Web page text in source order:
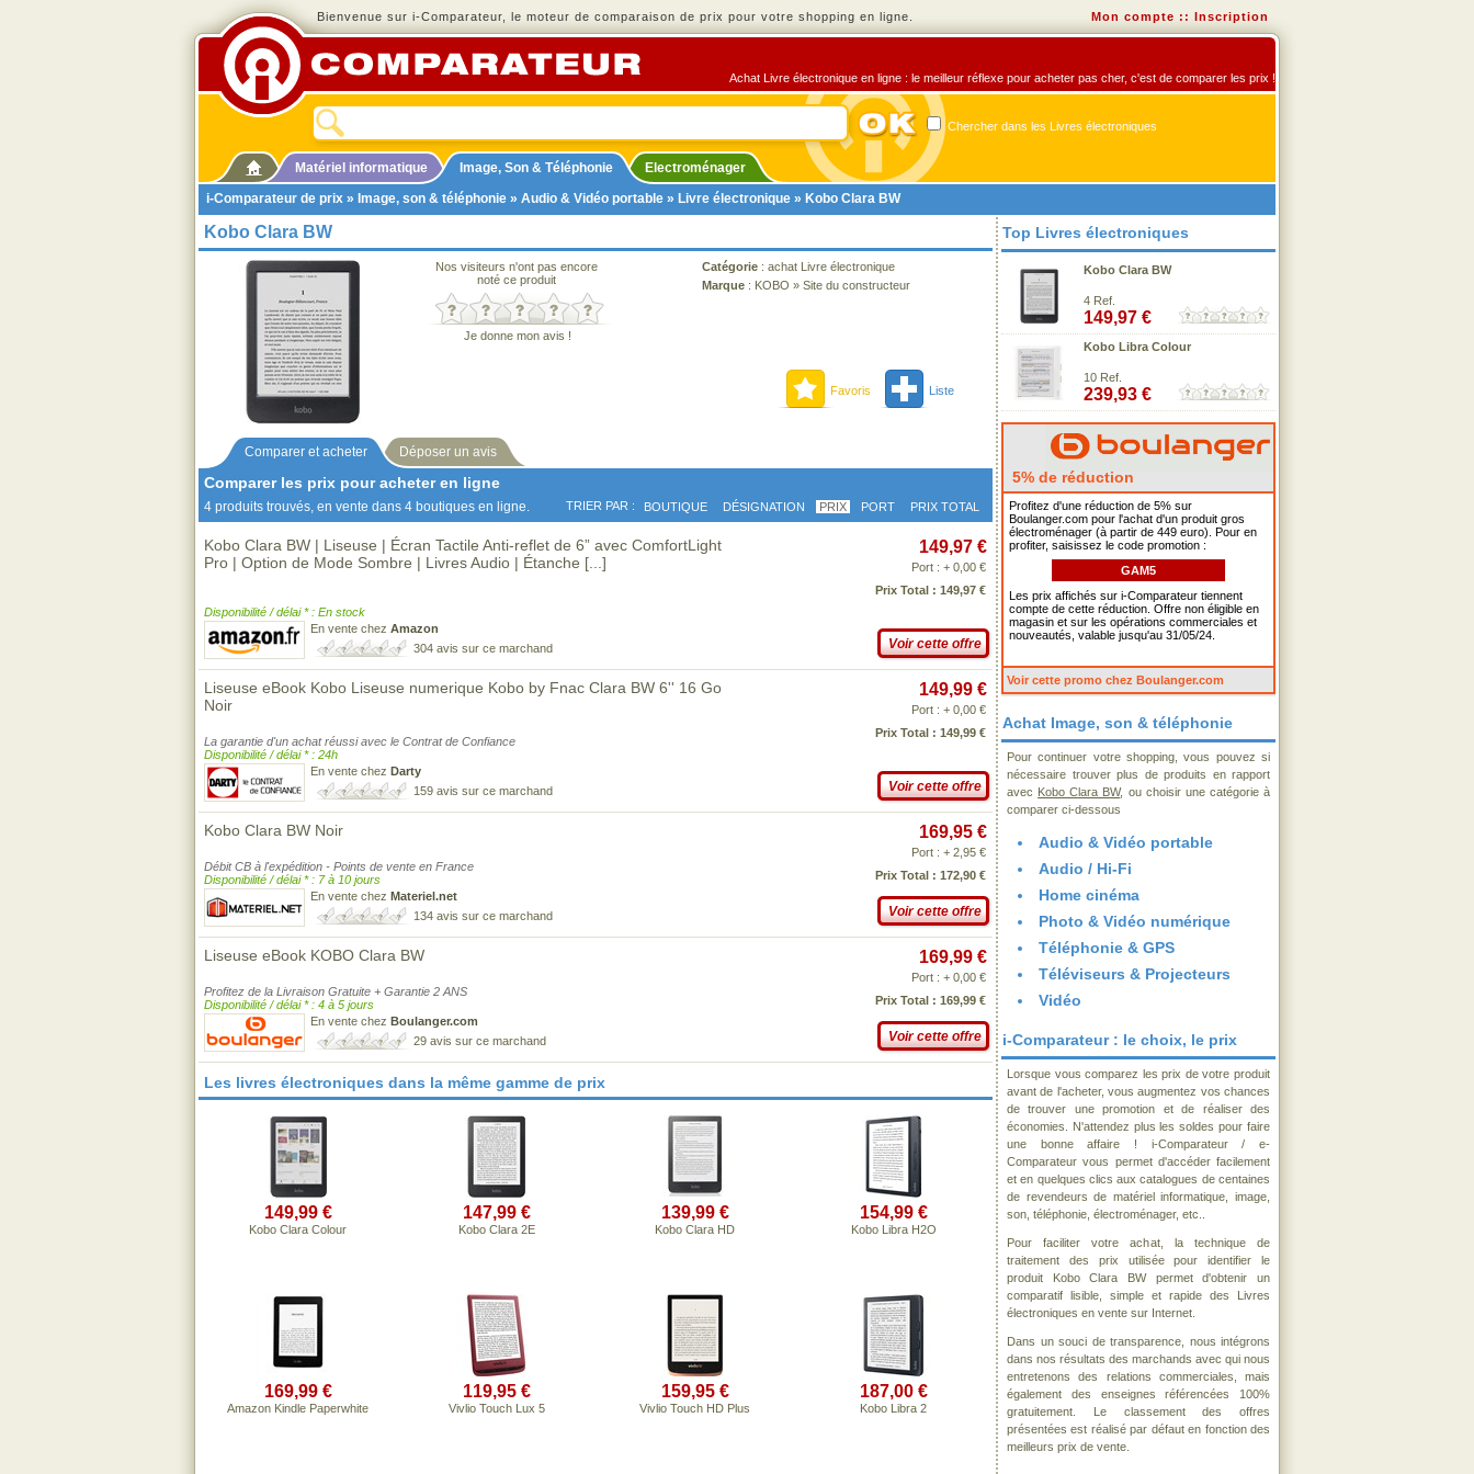
Bienvenue sur i-Comparateur, le moteur de comparaison de prix pour votre shopping en ligne. Mon compte :: Inscription
Achat Livre électronique en ligne : le meilleur réflexe pour acheter pas cher, c'est de comparer les prix !
Chercher dans les Livres électroniques
Matériel informatique Image, Son & Téléphonie
Electroménager
i-Comparateur de prix » Image, son & téléphonie » Audio & Vidéo portable » Livre électronique » Kobo Clara BW
Kobo Clara BW
Nos visiteurs n'ont pas encore
noté ce produit
Je donne mon avis !
Catégorie : achat Livre électronique
Marque : KOBO » Site du constructeur
Favoris Liste
Comparer et acheter Déposer un avis
Comparer les prix pour acheter en ligne
4 produits trouvés, en vente dans 4 boutiques en ligne. TRIER PAR : BOUTIQUE DÉSIGNATION PRIX PORT PRIX TOTAL
Kobo Clara BW | Liseuse | Écran Tactile Anti-reflet de 6” avec ComfortLight
Pro | Option de Mode Sombre | Livres Audio | Étanche [...]
Disponibilité / délai * : En stock
En vente chez Amazon
304 avis sur ce marchand
149,97 €
Port : + 0,00 €
Prix Total : 149,97 €
Voir cette offre
Liseuse eBook Kobo Liseuse numerique Kobo by Fnac Clara BW 6'' 16 Go
Noir
La garantie d'un achat réussi avec le Contrat de Confiance
Disponibilité / délai * : 24h
En vente chez Darty
159 avis sur ce marchand
149,99 €
Port : + 0,00 €
Prix Total : 149,99 €
Voir cette offre
Kobo Clara BW Noir
Débit CB à l'expédition - Points de vente en France
Disponibilité / délai * : 7 à 10 jours
En vente chez Materiel.net
134 avis sur ce marchand
169,95 €
Port : + 2,95 €
Prix Total : 172,90 €
Voir cette offre
Liseuse eBook KOBO Clara BW
Profitez de la Livraison Gratuite + Garantie 2 ANS
Disponibilité / délai * : 4 à 5 jours
En vente chez Boulanger.com
29 avis sur ce marchand
169,99 €
Port : + 0,00 €
Prix Total : 169,99 €
Voir cette offre
Les livres électroniques dans la même gamme de prix
149,99 €
Kobo Clara Colour
147,99 €
Kobo Clara 2E
139,99 €
Kobo Clara HD
154,99 €
Kobo Libra H2O
169,99 €
Amazon Kindle Paperwhite
119,95 €
Vivlio Touch Lux 5
159,95 €
Vivlio Touch HD Plus
187,00 €
Kobo Libra 2
Top Livres électroniques
Kobo Clara BW
4 Ref.
149,97 €
Kobo Libra Colour
10 Ref.
239,93 €
5% de réduction
Profitez d'une réduction de 5% sur
Boulanger.com pour l'achat d'un produit gros
électroménager (à partir de 449 euro). Pour en
profiter, saisissez le code promotion :
GAM5
Les prix affichés sur i-Comparateur tiennent
compte de cette réduction. Offre non éligible en
magasin et sur les opérations commerciales et
nouveautés, valable jusqu'au 31/05/24.
Voir cette promo chez Boulanger.com
Achat Image, son & téléphonie
Pour continuer votre shopping, vous pouvez si
nécessaire trouver plus de produits en rapport
avec Kobo Clara BW, ou choisir une catégorie à
comparer ci-dessous
Audio & Vidéo portable
Audio / Hi-Fi
Home cinéma
Photo & Vidéo numérique
Téléphonie & GPS
Téléviseurs & Projecteurs
Vidéo
i-Comparateur : le choix, le prix
Lorsque vous comparez les prix de votre produit
avant de l'acheter, vous augmentez vos chances
de trouver une promotion et de réaliser des
économies. N'attendez plus les soldes pour faire
une bonne affaire ! i-Comparateur / e-
Comparateur vous permet d'accéder facilement
et en quelques clics aux catalogues de centaines
de revendeurs de matériel informatique, image,
son, téléphonie, électroménager, etc..
Pour faciliter votre achat, la technique de
traitement des prix utilisée pour identifier le
produit Kobo Clara BW permet d'obtenir un
comparatif lisible, simple et rapide des Livres
électroniques en vente sur Internet.
Dans un souci de transparence, nous intégrons
dans nos résultats des marchands avec qui nous
entretenons des relations commerciales, mais
également des enseignes référencées 100%
gratuitement. Le classement des offres
présentées est réalisé par défaut en fonction des
meilleurs prix de vente.